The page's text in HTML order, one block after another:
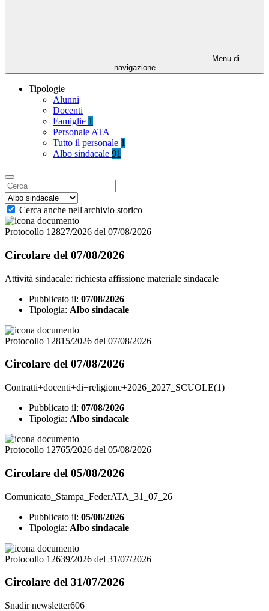
Menu di
navigazione
Tipologie
Alunni
Docenti
Famiglie 1
Personale ATA
Tutto il personale 1
Albo sindacale 91
Cerca anche nell'archivio storico
Protocollo 12827/2026 del 07/08/2026
Circolare del 07/08/2026
Attività sindacale: richiesta affissione materiale sindacale
Pubblicato il: 07/08/2026
Tipologia: Albo sindacale
Protocollo 12815/2026 del 07/08/2026
Circolare del 07/08/2026
Contratti+docenti+di+religione+2026_2027_SCUOLE(1)
Pubblicato il: 07/08/2026
Tipologia: Albo sindacale
Protocollo 12765/2026 del 05/08/2026
Circolare del 05/08/2026
Comunicato_Stampa_FederATA_31_07_26
Pubblicato il: 05/08/2026
Tipologia: Albo sindacale
Protocollo 12639/2026 del 31/07/2026
Circolare del 31/07/2026
Snadir newsletter606